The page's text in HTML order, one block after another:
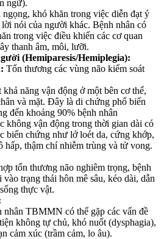
ngữ).
khó khăn trong việc diễn đạt ý
nói của người khác. Bệnh nhân có
trong việc điều khiển các cơ quan
thanh âm, môi, lưỡi.
(Hemiparesis/Hemiplegia):
Tổn thương các vùng não kiểm soát
khả năng vận động ở một bên cơ thể,
và mặt. Đây là di chứng phổ biến
đến khoảng 90% bệnh nhân
vận động trong thời gian dài có
biến chứng như lở loét da, cứng khớp,
hấp, thậm chí nhiễm trùng và tử vong.
tổn thương não nghiêm trọng, bệnh
vào trạng thái hôn mê sâu, kéo dài, dẫn
thực vật.
nhân TBMMN có thể gặp các vấn đề
không tự chủ, khó nuốt (dysphagia),
cảm xúc (trầm cảm, lo âu).